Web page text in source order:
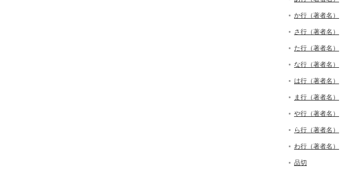
か行（著者名）
さ行（著者名）
た行（著者名）
な行（著者名）
は行（著者名）
ま行（著者名）
や行（著者名）
ら行（著者名）
わ行（著者名）
品切